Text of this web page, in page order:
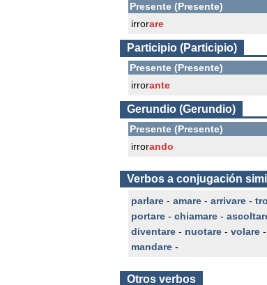
Presente (Presente)
irrorare
Participio (Participio)
Presente (Presente)
irrorante
Gerundio (Gerundio)
Presente (Presente)
irrorando
Verbos a conjugación
parlare - amare - arrivare -
portare - chiamare -
diventare - nuotare - volare -
mandare -
Otros verbos